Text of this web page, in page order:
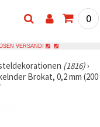
0
VERSAND!
(1816)›
Brokat, 0,2 mm (200